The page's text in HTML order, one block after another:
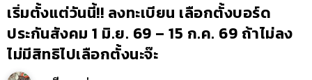
เริ่มตั้งแต่วันนี้!! ลงทะเบียน เลือกตั้งบอร์ด
ประกันสังคม 1 มิ.ย. 69 – 15 ก.ค. 69 ถ้าไม่ลง
ไม่มีสิทธิไปเลือกตั้งนะจ๊ะ